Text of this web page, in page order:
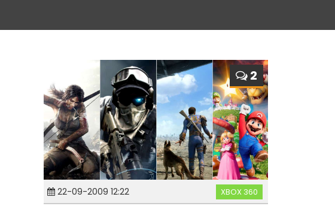
2
22-09-2009 12:22 XBOX 360